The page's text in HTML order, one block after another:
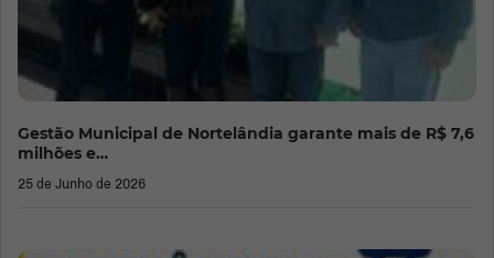
Gestão Municipal de Nortelândia garante mais de R$ 7,6
milhões e…
25 de Junho de 2026